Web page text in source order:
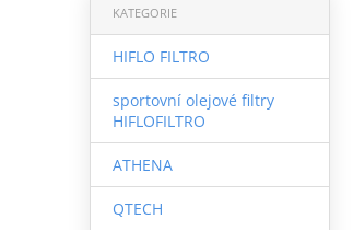
KATEGORIE
HIFLO FILTRO
sportovní olejové filtry
HIFLOFILTRO
ATHENA
QTECH